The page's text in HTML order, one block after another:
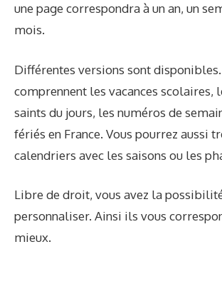
une page correspondra à un an, un
mois.
Différentes versions sont
comprennent les vacances scolaires,
saints du jours, les numéros de
fériés en France. Vous pourrez aussi
calendriers avec les saisons ou les
Libre de droit, vous avez la
personnaliser. Ainsi ils vous
mieux.